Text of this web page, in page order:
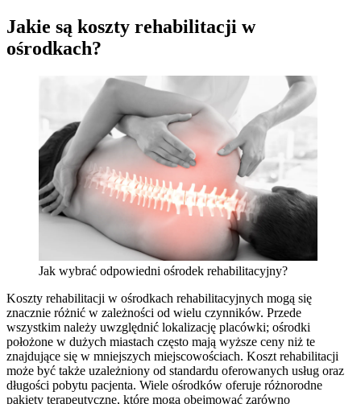
Jakie są koszty rehabilitacji w
ośrodkach?
Jak wybrać odpowiedni ośrodek rehabilitacyjny?
Koszty rehabilitacji w ośrodkach rehabilitacyjnych mogą się
znacznie różnić w zależności od wielu czynników. Przede
wszystkim należy uwzględnić lokalizację placówki; ośrodki
położone w dużych miastach często mają wyższe ceny niż te
znajdujące się w mniejszych miejscowościach. Koszt rehabilitacji
może być także uzależniony od standardu oferowanych usług oraz
długości pobytu pacjenta. Wiele ośrodków oferuje różnorodne
pakiety terapeutyczne, które mogą obejmować zarówno